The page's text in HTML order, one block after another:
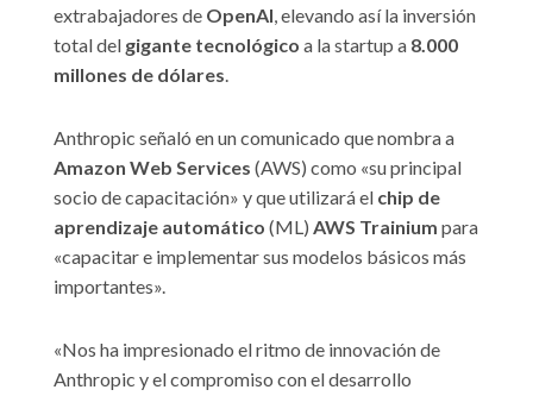
extrabajadores de OpenAI, elevando así la inversión
total del gigante tecnológico a la startup a 8.000
millones de dólares.
Anthropic señaló en un comunicado que nombra a
Amazon Web Services (AWS) como «su principal
socio de capacitación» y que utilizará el chip de
aprendizaje automático (ML) AWS Trainium para
«capacitar e implementar sus modelos básicos más
importantes».
«Nos ha impresionado el ritmo de innovación de
Anthropic y el compromiso con el desarrollo